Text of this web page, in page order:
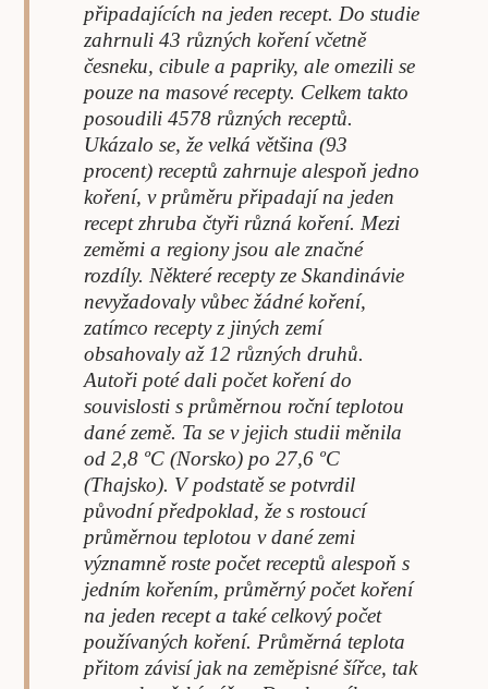
připadajících na jeden recept. Do studie
zahrnuli 43 různých koření včetně
česneku, cibule a papriky, ale omezili se
pouze na masové recepty. Celkem takto
posoudili 4578 různých receptů.
Ukázalo se, že velká většina (93
procent) receptů zahrnuje alespoň jedno
koření, v průměru připadají na jeden
recept zhruba čtyři různá koření. Mezi
zeměmi a regiony jsou ale značné
rozdíly. Některé recepty ze Skandinávie
nevyžadovaly vůbec žádné koření,
zatímco recepty z jiných zemí
obsahovaly až 12 různých druhů.
Autoři poté dali počet koření do
souvislosti s průměrnou roční teplotou
dané země. Ta se v jejich studii měnila
od 2,8 ºC (Norsko) po 27,6 ºC
(Thajsko). V podstatě se potvrdil
původní předpoklad, že s rostoucí
průměrnou teplotou v dané zemi
významně roste počet receptů alespoň s
jedním kořením, průměrný počet koření
na jeden recept a také celkový počet
používaných koření. Průměrná teplota
přitom závisí jak na zeměpisné šířce, tak